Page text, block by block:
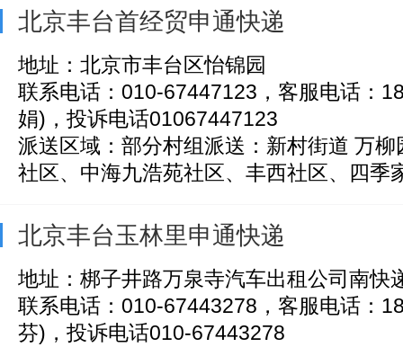
北京丰台首经贸申通快递
地址：北京市丰台区怡锦园
联系电话：010-67447123，客服电话：
娟)，投诉电话01067447123
派送区域：部分村组派送：新村街道 万
社区、中海九浩苑社区、丰西社区、四季
北京丰台玉林里申通快递
地址：梆子井路万泉寺汽车出租公司南快
联系电话：010-67443278，客服电话：
芬)，投诉电话010-67443278